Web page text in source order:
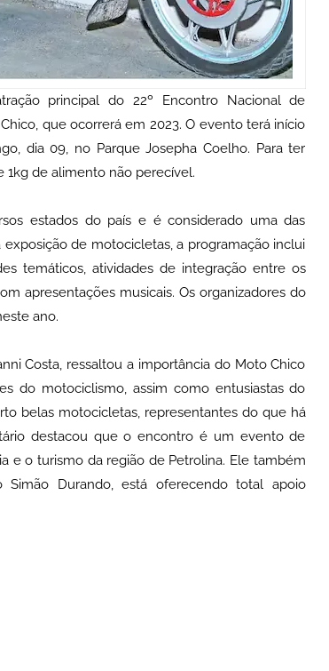
principal do 22º Encontro Nacional de
que ocorrerá em 2023. O evento terá início
dia 09, no Parque Josepha Coelho. Para ter
1kg de alimento não perecível.
estados do país e é considerado uma das
de motocicletas, a programação inclui
temáticos, atividades de integração entre os
apresentações musicais. Os organizadores do
ano.
Costa, ressaltou a importância do Moto Chico
do motociclismo, assim como entusiastas do
belas motocicletas, representantes do que há
destacou que o encontro é um evento de
e o turismo da região de Petrolina. Ele também
Durando, está oferecendo total apoio